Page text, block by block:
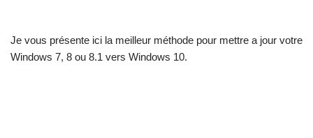
Je vous présente ici la meilleur méthode pour mettre a jour votre
Windows 7, 8 ou 8.1 vers Windows 10.